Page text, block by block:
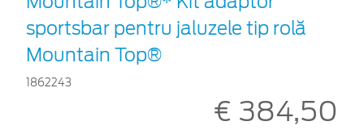
sportsbar pentru jaluzele tip rolă
Mountain Top®
1862243
€ 384,50